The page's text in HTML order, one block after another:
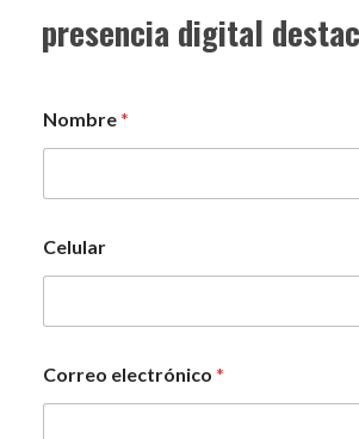
presencia digital
Nombre*
Celular
Correo electrónico *